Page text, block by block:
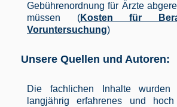
Gebührenordnung für Ärzte
müssen (Kosten für
Voruntersuchung)
Unsere Quellen und Autoren:
Die fachlichen Inhalte wurden
langjährig erfahrenes und hoch